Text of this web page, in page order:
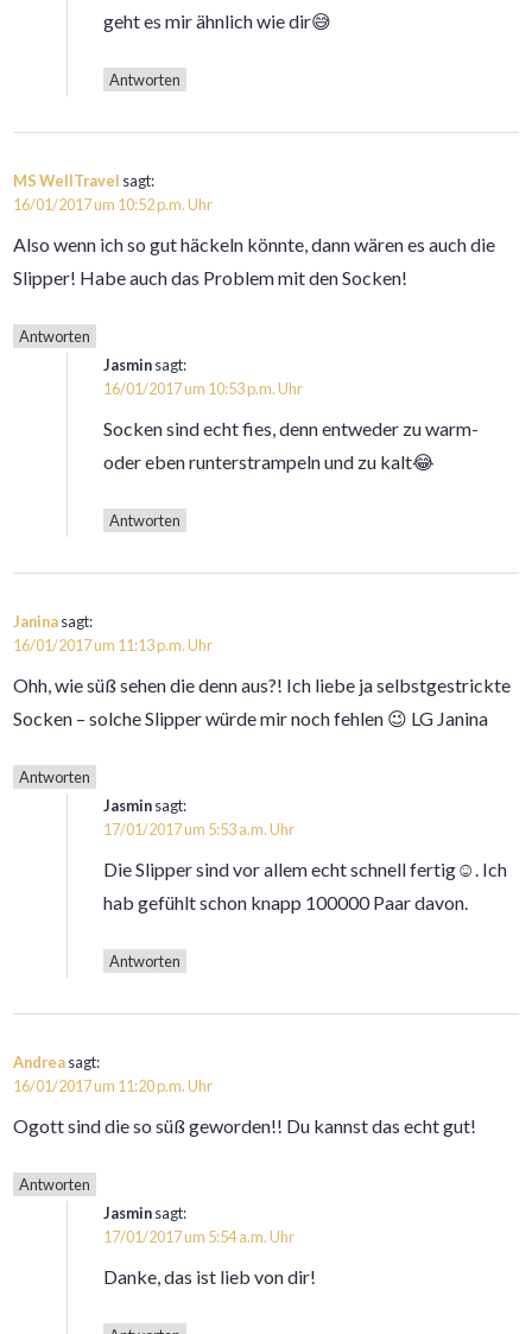
geht es mir ähnlich wie dir😅
Antworten
MS WellTravel sagt:
16/01/2017 um 10:52 p.m. Uhr
Also wenn ich so gut häckeln könnte, dann wären es auch die
Slipper! Habe auch das Problem mit den Socken!
Antworten
Jasminsagt:
16/01/2017 um 10:53 p.m. Uhr
Socken sind echt fies, denn entweder zu warm-
oder eben runterstrampeln und zu kalt😂
Antworten
Janinasagt:
16/01/2017 um 11:13 p.m. Uhr
Ohh, wie süß sehen die denn aus?! Ich liebe ja selbstgestrickte
Socken – solche Slipper würde mir noch fehlen 😉 LG Janina
Antworten
Jasminsagt:
17/01/2017 um 5:53 a.m. Uhr
Die Slipper sind vor allem echt schnell fertig☺️. Ich
hab gefühlt schon knapp 100000 Paar davon.
Antworten
Andreasagt:
16/01/2017 um 11:20 p.m. Uhr
Ogott sind die so süß geworden!! Du kannst das echt gut!
Antworten
Jasminsagt:
17/01/2017 um 5:54 a.m. Uhr
Danke, das ist lieb von dir!